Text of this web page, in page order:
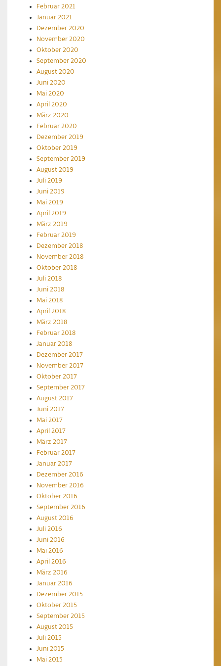
Februar 2021
Januar 2021
Dezember 2020
November 2020
Oktober 2020
September 2020
August 2020
Juni 2020
Mai 2020
April 2020
März 2020
Februar 2020
Dezember 2019
Oktober 2019
September 2019
August 2019
Juli 2019
Juni 2019
Mai 2019
April 2019
März 2019
Februar 2019
Dezember 2018
November 2018
Oktober 2018
Juli 2018
Juni 2018
Mai 2018
April 2018
März 2018
Februar 2018
Januar 2018
Dezember 2017
November 2017
Oktober 2017
September 2017
August 2017
Juni 2017
Mai 2017
April 2017
März 2017
Februar 2017
Januar 2017
Dezember 2016
November 2016
Oktober 2016
September 2016
August 2016
Juli 2016
Juni 2016
Mai 2016
April 2016
März 2016
Januar 2016
Dezember 2015
Oktober 2015
September 2015
August 2015
Juli 2015
Juni 2015
Mai 2015